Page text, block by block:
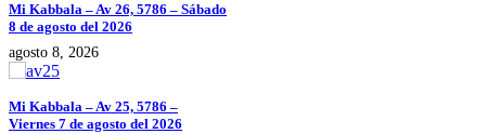
Mi Kabbala – Av 26, 5786 – Sábado
8 de agosto del 2026
agosto 8, 2026
Mi Kabbala – Av 25, 5786 –
Viernes 7 de agosto del 2026